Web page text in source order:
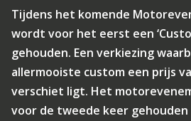
Tijdens het komende
wordt voor het eerst een
gehouden. Een verkiezing
allermooiste custom een prijs
verschiet ligt. Het
voor de tweede keer gehouden